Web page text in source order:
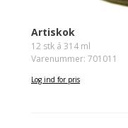
Artiskok
12 stk á 314 ml
Varenummer: 701011
Log ind for pris